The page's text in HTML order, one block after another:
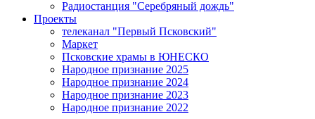
Радиостанция "Серебряный дождь"
Проекты
телеканал "Первый Псковский"
Маркет
Псковские храмы в ЮНЕСКО
Народное признание 2025
Народное признание 2024
Народное признание 2023
Народное признание 2022